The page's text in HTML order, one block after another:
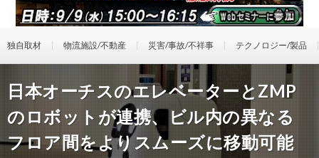
独自取材 物流施設/不動産 災害/事故/不祥事 テクノロジー/製品
日本オーチスのエレベーターとZMP
のロボットが連携、ビル内の異なる
フロア間をよりスムーズに移動可能